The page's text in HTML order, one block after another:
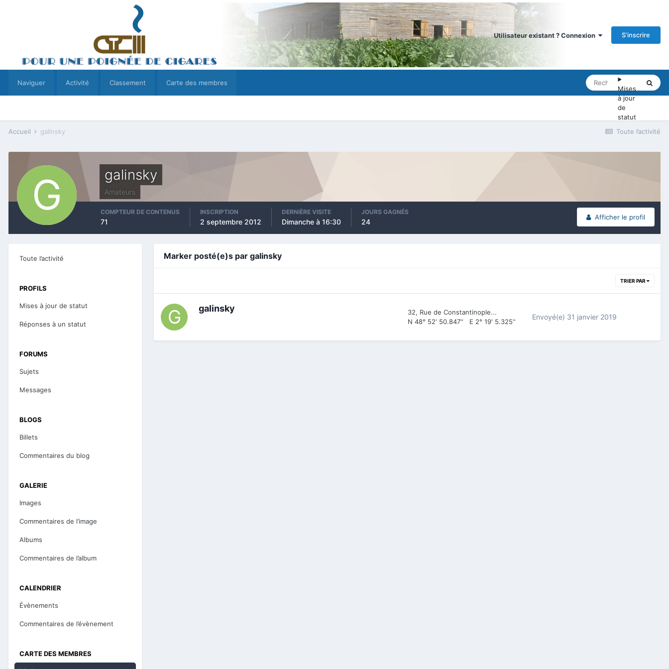
Utilisateur existant ? Connexion S’inscrire
Naviguer Activité Classement Carte des membres
Mises
à jour
de
statut
Toute l’activité
Accueil galinsky
galinsky
Amateurs
Afficher le profil
COMPTEUR DE CONTENUS
71
INSCRIPTION
2 septembre 2012
DERNIÈRE VISITE
Dimanche à 16:30
JOURS GAGNÉS
24
Toute l’activité
PROFILS
Mises à jour de statut
Réponses à un statut
FORUMS
Sujets
Messages
BLOGS
Billets
Commentaires du blog
GALERIE
Images
Commentaires de l’image
Albums
Commentaires de l’album
CALENDRIER
Évènements
Commentaires de l’évènement
CARTE DES MEMBRES
Marker posté(e)s par galinsky
TRIER PAR
galinsky
32, Rue de Constantinople...
N 48° 52' 50.847'' E 2° 19' 5.325''
Envoyé(e) 31 janvier 2019